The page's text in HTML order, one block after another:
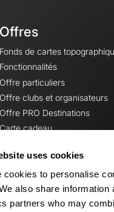
uses cookies
cookies to personalise
also share
partners who may
Offres
Fonds de cartes
Fonctionnalités
Offre particuliers
Offre clubs et organisateurs
Offre PRO Destinations
Carte cadeau